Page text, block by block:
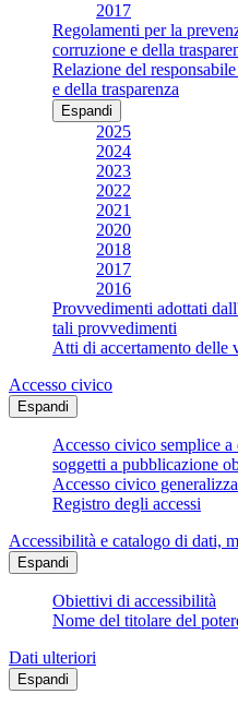
2017
Regolamenti per la
corruzione e della
Relazione del
e della trasparenza
Espandi
2025
2024
2023
2022
2021
2020
2018
2017
2016
Provvedimenti adottati
tali provvedimenti
Atti di accertamento delle
Accesso civico
Espandi
Accesso civico semplice
soggetti a pubblicazione
Accesso civico
Registro degli accessi
Accessibilità e catalogo di dati,
Espandi
Obiettivi di accessibilità
Nome del titolare del
Dati ulteriori
Espandi